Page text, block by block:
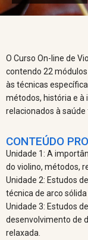
O Curso On-line de
contendo 22
às técnicas
métodos, história e à
relacionados à
CONTEÚDO
Unidade 1: A
do violino, métodos,
Unidade 2: Estudos
técnica de arco
Unidade 3: Estudos
desenvolvimento de
relaxada.